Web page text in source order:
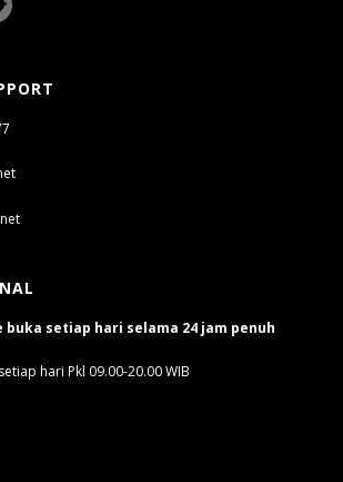
buka setiap hari selama 24 jam penuh
hari Pkl 09.00-20.00 WIB